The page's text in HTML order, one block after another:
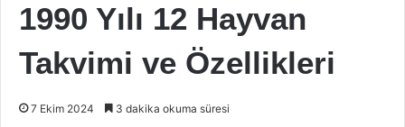
1990 Yılı 12 Hayvan
Takvimi ve Özellikleri
7 Ekim 2024 3 dakika okuma süresi